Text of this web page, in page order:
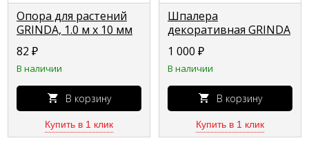
Опора для растений
GRINDA, 1.0 м х 10 мм
422390-100
82 ₽
В наличии
В корзину
Купить в 1 клик
Шпалера
декоративная GRINDA
"РЕНЕССАНС", 190х96
см 422256
1 000 ₽
В наличии
В корзину
Купить в 1 клик